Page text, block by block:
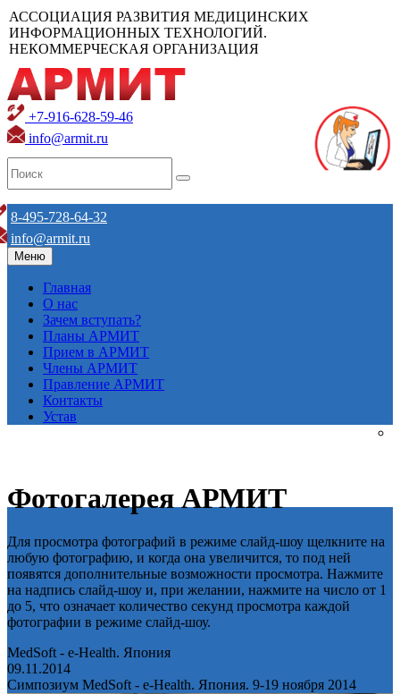
АССОЦИАЦИЯ РАЗВИТИЯ МЕДИЦИНСКИХ
ИНФОРМАЦИОННЫХ ТЕХНОЛОГИЙ.
НЕКОММЕРЧЕСКАЯ ОРГАНИЗАЦИЯ
+7-916-628-59-46
info@armit.ru
8-495-728-64-32
info@armit.ru
Меню
Главная
О нас
Зачем вступать?
Планы АРМИТ
Прием в АРМИТ
Члены АРМИТ
Правление АРМИТ
Контакты
Устав
Фотогалерея АРМИТ
Для просмотра фотографий в режиме слайд-шоу щелкните на
любую фотографию, и когда она увеличится, то под ней
появятся дополнительные возможности просмотра. Нажмите
на надпись слайд-шоу и, при желании, нажмите на число от 1
до 5, что означает количество секунд просмотра каждой
фотографии в режиме слайд-шоу.
MedSoft - e-Health. Япония
09.11.2014
Симпозиум MedSoft - e-Health. Япония. 9-19 ноября 2014